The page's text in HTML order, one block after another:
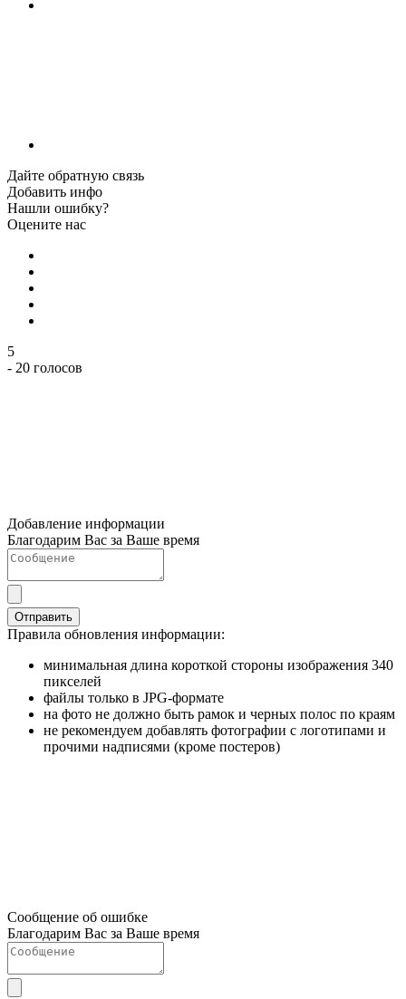
Дайте обратную связь
Добавить инфо
Нашли ошибку?
Оцените нас
5
- 20 голосов
Добавление информации
Благодарим Вас за Ваше время
Отправить
Правила обновления информации:
минимальная длина короткой стороны изображения 340
пикселей
файлы только в JPG-формате
на фото не должно быть рамок и черных полос по краям
не рекомендуем добавлять фотографии с логотипами и
прочими надписями (кроме постеров)
Сообщение об ошибке
Благодарим Вас за Ваше время